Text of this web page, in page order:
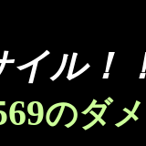
イル！
のダ